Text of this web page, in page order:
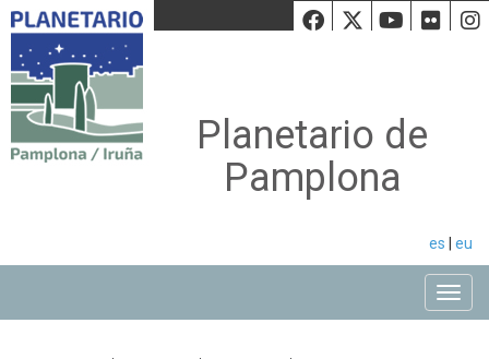
Facebook
Twiiter
Planetario de
Pamplona
es eu